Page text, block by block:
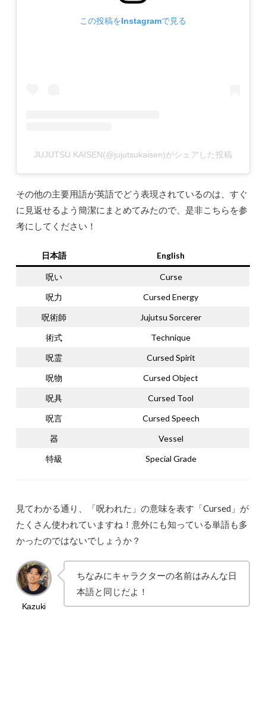
この投稿をInstagramで見る
JUJUTSU KAISEN(@jujutsukaisen)がシェアした投稿
その他の主要用語が英語でどう表現されているのは、すぐ
に見返せるよう簡潔にまとめてみたので、是非こちらを参
考にしてください！
日本語 English
呪い
Curse
呪力
Cursed Energy
呪術師
Jujutsu Sorcerer
術式
Technique
呪霊
Cursed Spirit
呪物
Cursed Object
呪具
Cursed Tool
呪言
Cursed Speech
器
Vessel
特級
Special Grade
見てわかる通り、「呪われた」の意味を表す「Cursed」が
たくさん使われていますね！意外にも知っている単語も多
かったのではないでしょうか？
ちなみにキャラクターの名前はみんな日
本語と同じだよ！